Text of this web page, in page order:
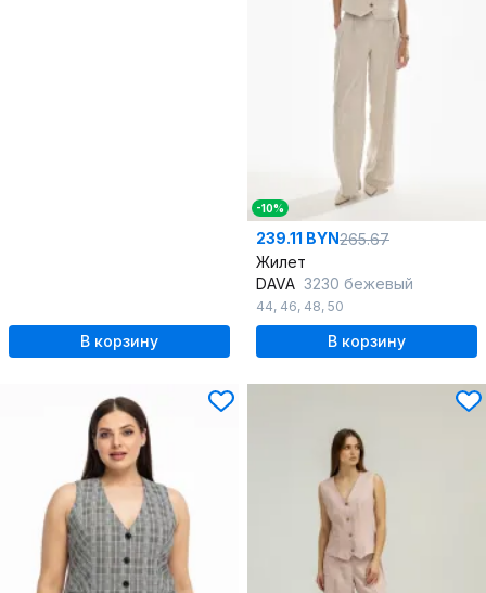
В корзину
-10%
239.11 BYN265.67
Жилет
DAVA 3230 бежевый
44, 46, 48, 50
В корзину